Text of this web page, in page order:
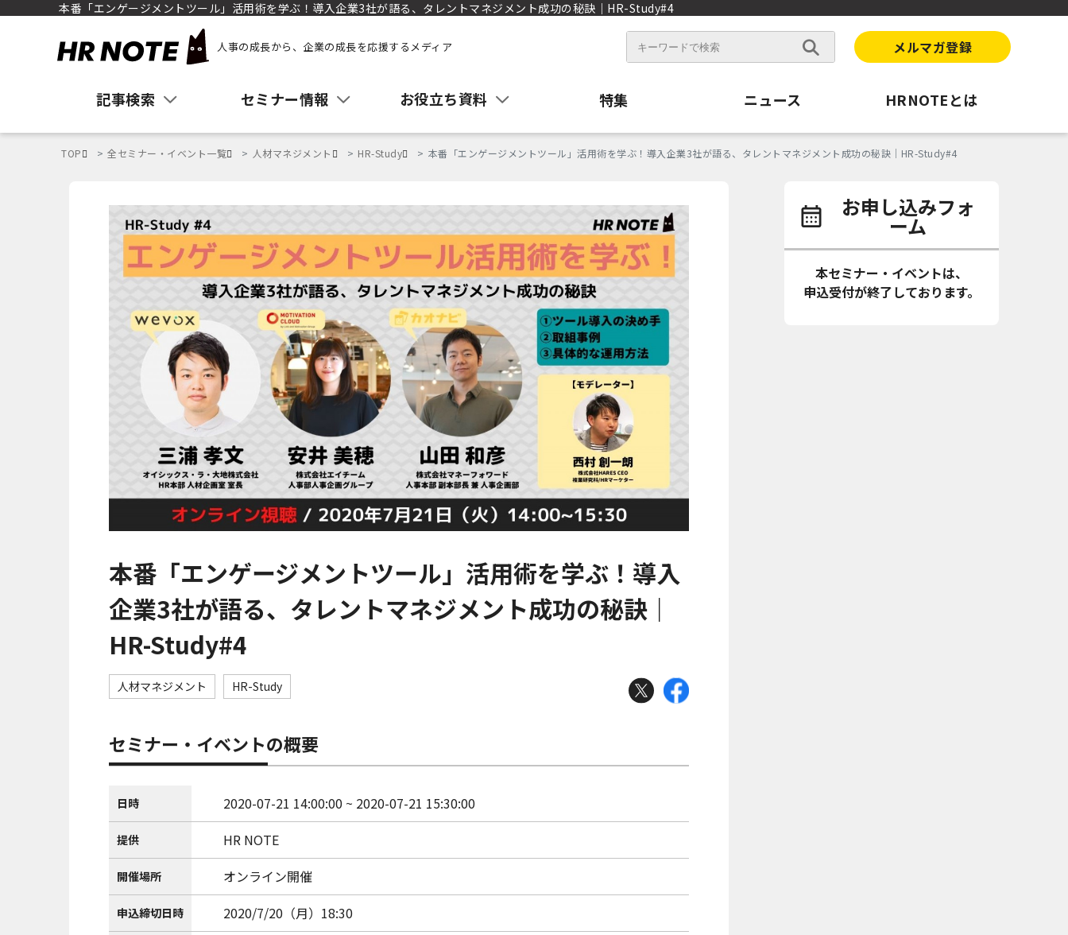
本番「エンゲージメントツール」活用術を学ぶ！導入企業3社が語る、タレントマネジメント成功の秘訣｜HR-Study#4
人事の成長から、企業の成長を応援するメディア メルマガ登録
記事検索 セミナー情報 お役立ち資料 特集 ニュース HRNOTEとは
TOP 全セミナー・イベント一覧 人材マネジメント HR-Study 本番「エンゲージメントツール」活用術を学ぶ！導入企業3社が語る、タレントマネジメント成功の秘訣｜HR-Study#4
本番「エンゲージメントツール」活用術を学ぶ！導入
企業3社が語る、タレントマネジメント成功の秘訣｜
HR-Study#4
人材マネジメント HR-Study
セミナー・イベントの概要
日時 2020-07-21 14:00:00 ~ 2020-07-21 15:30:00
提供 HR NOTE
開催場所 オンライン開催
申込締切日時 2020/7/20（月）18:30
お申し込みフォ
ーム
本セミナー・イベントは、
申込受付が終了しております。